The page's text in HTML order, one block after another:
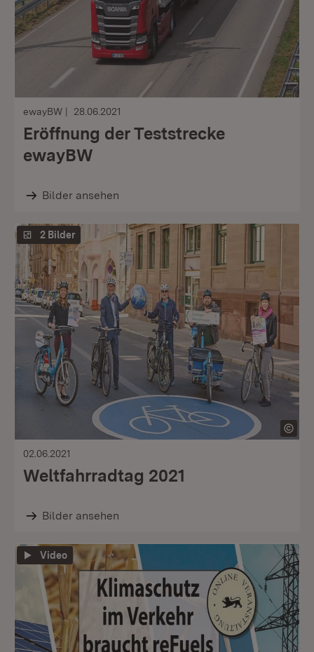
ewayBW 28.06.2021
Eröffnung der Teststrecke
ewayBW
Bilder ansehen
2 Bilder
02.06.2021
Weltfahrradtag 2021
Bilder ansehen
Video